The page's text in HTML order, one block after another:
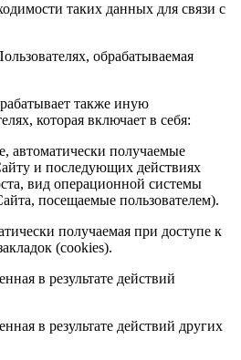
таких данных для связи с
обрабатываемая
также иную
которая включает в себя:
автоматически получаемые
и последующих действиях
вид операционной системы
посещаемые пользователем).
получаемая при доступе к
(cookies).
в результате действий
в результате действий других